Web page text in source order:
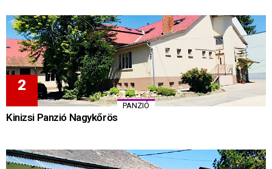
PANZIÓ
Kinizsi Panzió Nagykőrös